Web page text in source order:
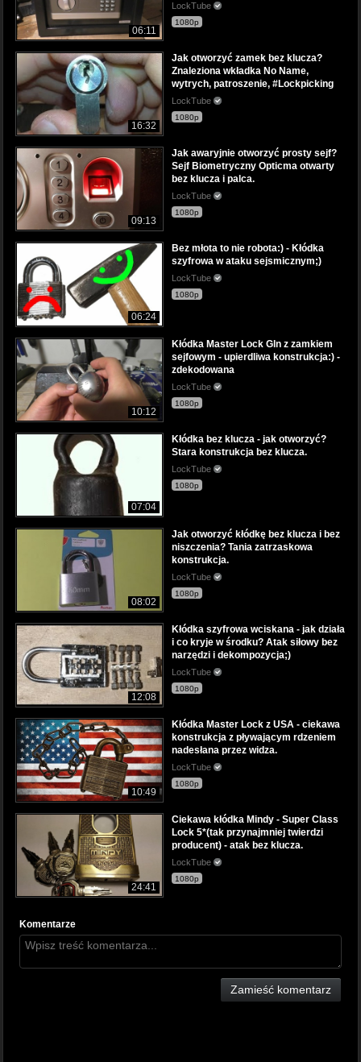
06:11
LockTube
1080p
16:32
Jak otworzyć zamek bez klucza?
Znaleziona wkładka No Name,
wytrych, patroszenie, #Lockpicking
LockTube
1080p
09:13
Jak awaryjnie otworzyć prosty sejf?
Sejf Biometryczny Opticma otwarty
bez klucza i palca.
LockTube
1080p
06:24
Bez młota to nie robota:) - Kłódka
szyfrowa w ataku sejsmicznym;)
LockTube
1080p
10:12
Kłódka Master Lock Gln z zamkiem
sejfowym - upierdliwa konstrukcja:) -
zdekodowana
LockTube
1080p
07:04
Kłódka bez klucza - jak otworzyć?
Stara konstrukcja bez klucza.
LockTube
1080p
08:02
Jak otworzyć kłódkę bez klucza i bez
niszczenia? Tania zatrzaskowa
konstrukcja.
LockTube
1080p
12:08
Kłódka szyfrowa wciskana - jak działa
i co kryje w środku? Atak siłowy bez
narzędzi i dekompozycja;)
LockTube
1080p
10:49
Kłódka Master Lock z USA - ciekawa
konstrukcja z pływającym rdzeniem
nadesłana przez widza.
LockTube
1080p
24:41
Ciekawa kłódka Mindy - Super Class
Lock 5*(tak przynajmniej twierdzi
producent) - atak bez klucza.
LockTube
1080p
Komentarze
Zamieść komentarz